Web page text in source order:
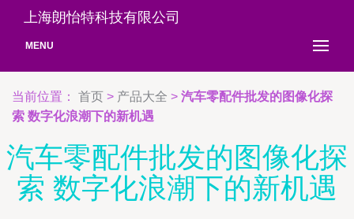
上海朗怡特科技有限公司
MENU
当前位置： 首页 > 产品大全 > 汽车零配件批发的图像化探
索 数字化浪潮下的新机遇
汽车零配件批发的图像化探
索 数字化浪潮下的新机遇